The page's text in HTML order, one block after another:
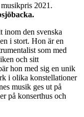
2021.
inom den svenska
i stort. Hon är en
som med
och sitt
hon med sig en unik
i olika konstellationer
musik ges ut på
på konserthus och